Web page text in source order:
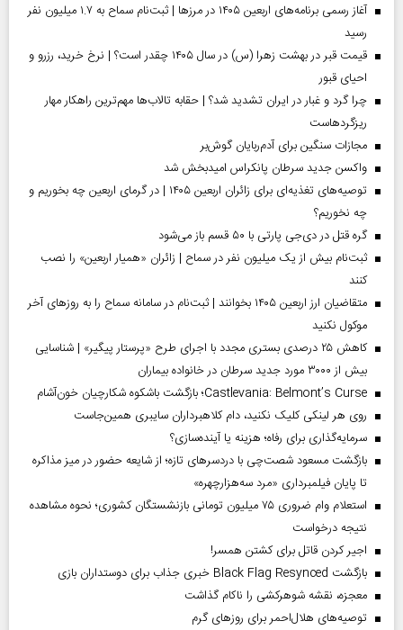
آغاز رسمی برنامه‌های اربعین ۱۴۰۵ در مرز‌ها | ثبت‌نام سماح به ۱.۷ میلیون نفر
رسید
قیمت قبر در بهشت زهرا (س) در سال ۱۴۰۵ چقدر است؟ | نرخ خرید، رزرو و
احیای قبور
چرا گرد و غبار در ایران تشدید شد؟ | حقابه تالاب‌ها مهم‌ترین راهکار مهار
ریزگردهاست
مجازات سنگین برای آدم‌ربایان گوش‌بر
واکسن جدید سرطان پانکراس امیدبخش شد
توصیه‌های تغذیه‌ای برای زائران اربعین ۱۴۰۵ | در گرمای اربعین چه بخوریم و
چه نخوریم؟
گره قتل در دی‌جی پارتی با ۵۰ قسم باز می‌شود
ثبت‌نام بیش از یک میلیون نفر در سماح | زائران «همیار اربعین» را نصب
کنند
متقاضیان ارز اربعین ۱۴۰۵ بخوانند | ثبت‌نام در سامانه سماح را به روز‌های آخر
موکول نکنید
کاهش ۲۵ درصدی بستری مجدد با اجرای طرح «پرستار پیگیر» | شناسایی
بیش از ۳۰۰۰ مورد جدید سرطان در خانواده بیماران
Castlevania: Belmont’s Curse؛ بازگشت باشکوه شکارچیان خون‌آشام
روی هر لینکی کلیک نکنید، دام کلاهبرداران سایبری همین‌جاست
سرمایه‌گذاری برای رفاه؛ هزینه یا آینده‌سازی؟
بازگشت مسعود شصت‌چی با دردسر‌های تازه؛ از شایعه حضور در میز مذاکره
تا پایان فیلمبرداری «مرد سه‌هزارچهره»
استعلام وام ضروری ۷۵ میلیون تومانی بازنشستگان کشوری؛ نحوه مشاهده
نتیجه درخواست
اجیر کردن قاتل برای کشتن همسر!
بازگشت Black Flag Resynced خبری جذاب برای دوستداران بازی
معجزه، نقشه شوهرکشی را ناکام گذاشت
توصیه‌های هلال‌احمر برای روز‌های گرم